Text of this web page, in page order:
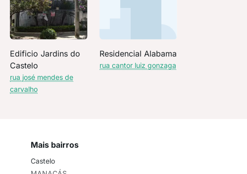
Edificio Jardins do
Castelo
rua josé mendes de
carvalho
Residencial Alabama
rua cantor luiz gonzaga
Mais bairros
Castelo